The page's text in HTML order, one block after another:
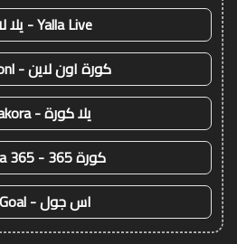
Yalla Live - يلا لايف
كورة اون لاين - koora onl
يلا كورة - yallakora
كورة 365 - kooora 365
اس جول - AS Goal